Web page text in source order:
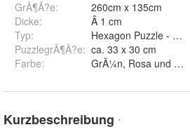
GrÃ¶Ã?e:
260cm x 135cm
Dicke:
Â 1 cm
Typ:
Hexagon Puzzle - 43
PuzzlegrÃ¶Ã?e: ca. 33 x 30 cm
Farbe: GrÃ¼n, Rosa und Grau
Kurzbeschreibung *